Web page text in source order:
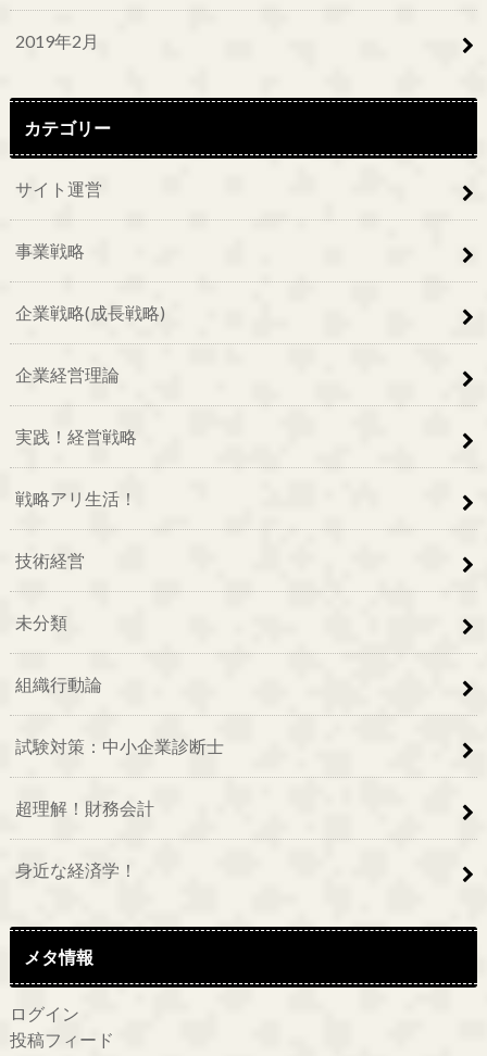
2019年2月
カテゴリー
サイト運営
事業戦略
企業戦略(成長戦略)
企業経営理論
実践！経営戦略
戦略アリ生活！
技術経営
未分類
組織行動論
試験対策：中小企業診断士
超理解！財務会計
身近な経済学！
メタ情報
ログイン
投稿フィード